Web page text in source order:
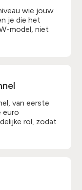
wie jouw
je die het
model, niet
van eerste
euro
rol, zodat